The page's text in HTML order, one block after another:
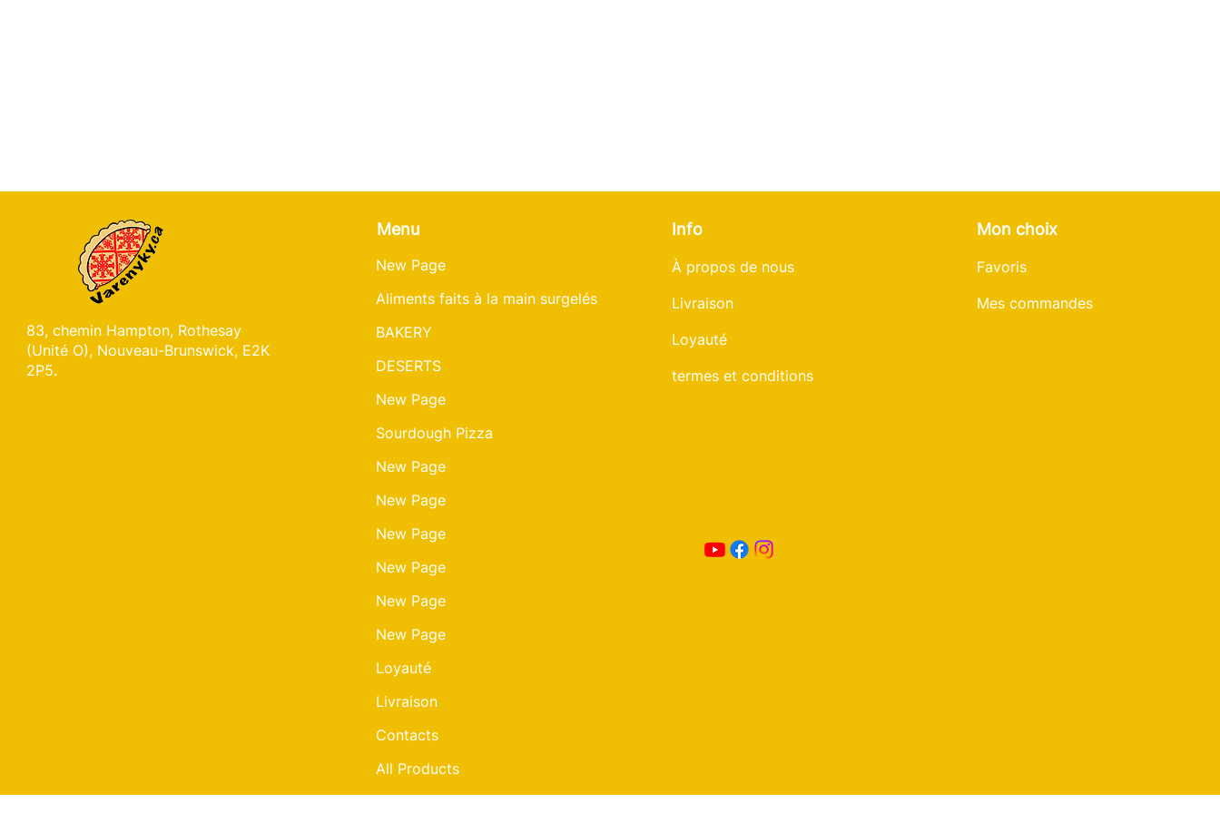
83, chemin Hampton, Rothesay
(Unité O), Nouveau-Brunswick, E2K
2P5.
Menu
New Page
Aliments faits à la main surgelés
BAKERY
DESERTS
New Page
Sourdough Pizza
New Page
New Page
New Page
New Page
New Page
New Page
Loyauté
Livraison
Contacts
All Products
Info
À propos de nous
Livraison
Loyauté
termes et conditions
Mon choix
Favoris
Mes commandes